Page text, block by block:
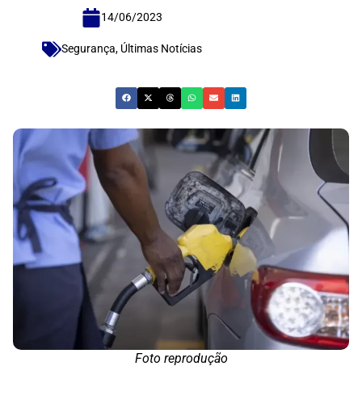
14/06/2023
Segurança, Últimas Notícias
Foto reprodução